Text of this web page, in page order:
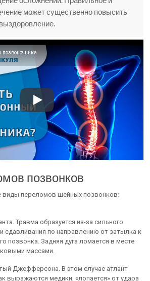
может существенно повысить
позвоночника
позвонков
переломов шейных позвонков:
Травма образуется из-за сильного
сдавливания по направлению от затылка к
позвонка. Задняя дуга ломается в месте
массами.
Джефферсона. В этом случае атлант
выражаются медики, «лопается» от удара